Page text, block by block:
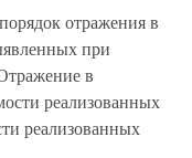
отражения в
при
в
реализованных
реализованных